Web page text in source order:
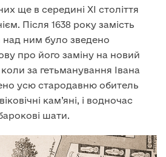
ще в середині XI століття
Після 1638 року замість
над ним було зведено
про його заміну на новий
за гетьманування Івана
усю стародавню обитель
кам’яні, і водночас
шати.